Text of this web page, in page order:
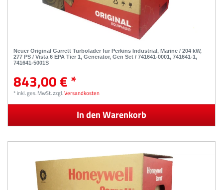
Neuer Original Garrett Turbolader für Perkins Industrial, Marine / 204 kW,
277 PS / Vista 6 EPA Tier 1, Generator, Gen Set / 741641-0001, 741641-1,
741641-5001S
843,00 € *
*inkl. ges. MwSt.zzgl.Versandkosten
In den Warenkorb